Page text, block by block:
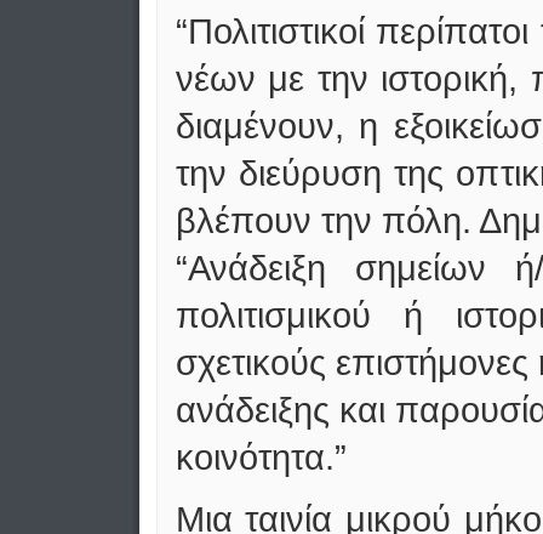
“Πολιτιστικοί
νέων με την ιστορική,
διαμένουν, η
την διεύρυση της
βλέπουν την πόλη.
“Ανάδειξη σημείων
πολιτισμικού ή
σχετικούς
ανάδειξης και
κοινότητα.”
Μια ταινία μικρού